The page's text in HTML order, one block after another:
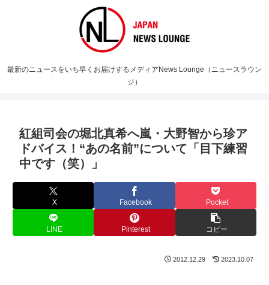
最新のニュースをいち早くお届けするメディアNews Lounge（ニュースラウン
ジ）
紅組司会の堀北真希へ嵐・大野智から珍ア
ドバイス！“あの名前”について「目下練習
中です（笑）」
X Facebook Pocket
LINE Pinterest コピー
2012.12.29 2023.10.07